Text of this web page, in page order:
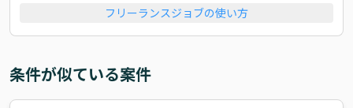
フリーランスジョブの使い方
条件が似ている案件